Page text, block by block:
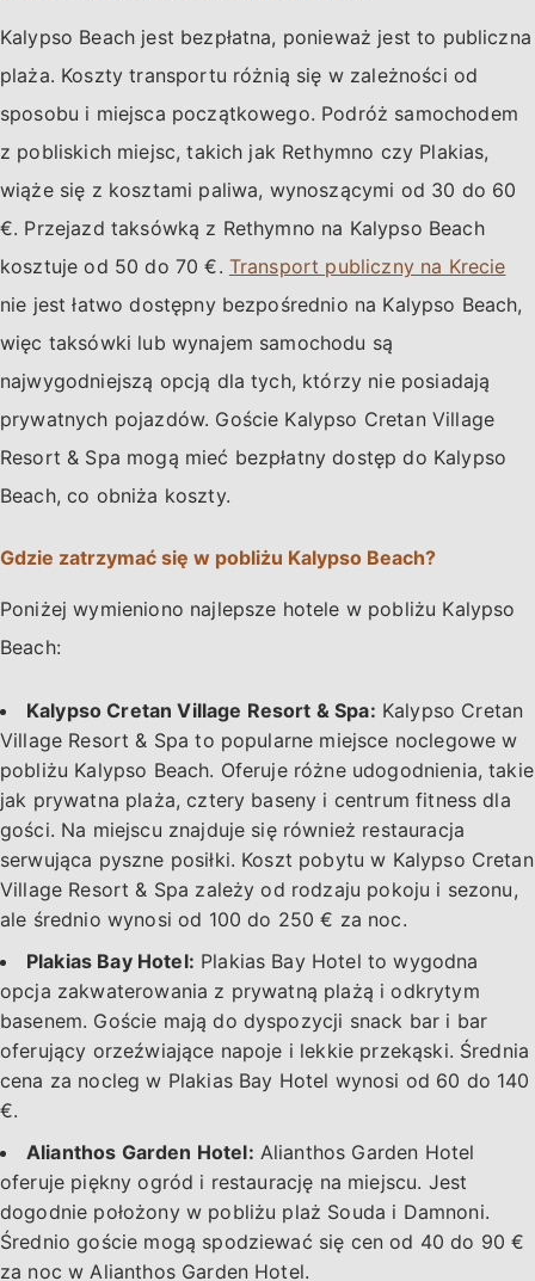
Kalypso Beach jest bezpłatna, ponieważ jest to publiczna
plaża. Koszty transportu różnią się w zależności od
sposobu i miejsca początkowego. Podróż samochodem
z pobliskich miejsc, takich jak Rethymno czy Plakias,
wiąże się z kosztami paliwa, wynoszącymi od 30 do 60
€. Przejazd taksówką z Rethymno na Kalypso Beach
kosztuje od 50 do 70 €. Transport publiczny na Krecie
nie jest łatwo dostępny bezpośrednio na Kalypso Beach,
więc taksówki lub wynajem samochodu są
najwygodniejszą opcją dla tych, którzy nie posiadają
prywatnych pojazdów. Goście Kalypso Cretan Village
Resort & Spa mogą mieć bezpłatny dostęp do Kalypso
Beach, co obniża koszty.
Gdzie zatrzymać się w pobliżu Kalypso Beach?
Poniżej wymieniono najlepsze hotele w pobliżu Kalypso
Beach:
Kalypso Cretan Village Resort & Spa: Kalypso Cretan
Village Resort & Spa to popularne miejsce noclegowe w
pobliżu Kalypso Beach. Oferuje różne udogodnienia, takie
jak prywatna plaża, cztery baseny i centrum fitness dla
gości. Na miejscu znajduje się również restauracja
serwująca pyszne posiłki. Koszt pobytu w Kalypso Cretan
Village Resort & Spa zależy od rodzaju pokoju i sezonu,
ale średnio wynosi od 100 do 250 € za noc.
Plakias Bay Hotel: Plakias Bay Hotel to wygodna
opcja zakwaterowania z prywatną plażą i odkrytym
basenem. Goście mają do dyspozycji snack bar i bar
oferujący orzeźwiające napoje i lekkie przekąski. Średnia
cena za nocleg w Plakias Bay Hotel wynosi od 60 do 140
€.
Alianthos Garden Hotel: Alianthos Garden Hotel
oferuje piękny ogród i restaurację na miejscu. Jest
dogodnie położony w pobliżu plaż Souda i Damnoni.
Średnio goście mogą spodziewać się cen od 40 do 90 €
za noc w Alianthos Garden Hotel.